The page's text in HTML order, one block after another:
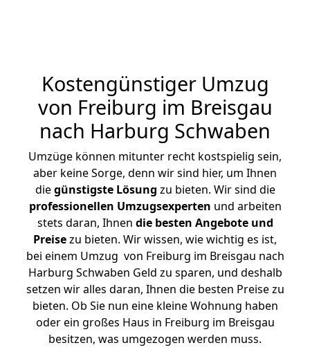
Kostengünstiger Umzug
von Freiburg im Breisgau
nach Harburg Schwaben
Umzüge können mitunter recht kostspielig sein,
aber keine Sorge, denn wir sind hier, um Ihnen
diegünstigste Lösung zu bieten. Wir sind die
professionellen Umzugsexperten und arbeiten
stets daran, Ihnen die besten Angebote und
Preisezu bieten. Wir wissen, wie wichtig es ist,
bei einem Umzug von Freiburg im Breisgau nach
Harburg Schwaben Geld zu sparen, und deshalb
setzen wir alles daran, Ihnen die besten Preise zu
bieten. Ob Sie nun eine kleine Wohnung haben
oder ein großes Haus in Freiburg im Breisgau
besitzen, was umgezogen werden muss.